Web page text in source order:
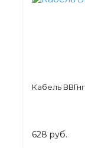
Кабель
628 руб.